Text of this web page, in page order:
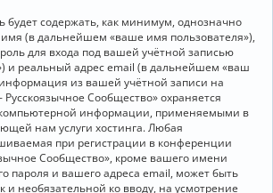
будет содержать, как минимум, однозначно
(в дальнейшем «ваше имя пользователя»),
для входа под вашей учётной записью
и реальный адрес email (в дальнейшем «ваш
из вашей учётной записи на
Русскоязычное Сообщество» охраняется
информации, применяемыми в
нам услуги хостинга. Любая
при регистрации в конференции
Сообщество», кроме вашего имени
пароля и вашего адреса email, может быть
и необязательной ко вводу, на усмотрение